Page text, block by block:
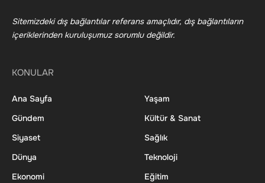
Sitemizdeki dış bağlantılar referans amaçlıdır, dış bağlantıların
içeriklerinden kuruluşumuz sorumlu değildir.
KONULAR
Ana Sayfa
Gündem
Siyaset
Dünya
Ekonomi
Yaşam
Kültür & Sanat
Sağlık
Teknoloji
Eğitim